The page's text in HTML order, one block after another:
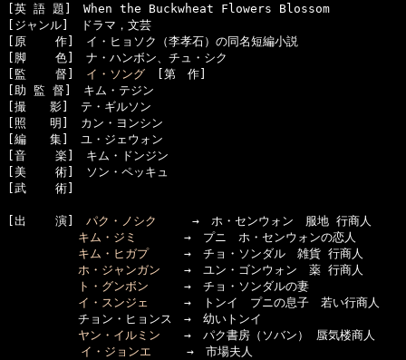
[英 語 題]　When the Buckwheat Flowers Blossom
[ジャンル]　ドラマ，文芸
[原    作]　イ・ヒョソク（李孝石）の同名短編小説
[脚    色]　ナ・ハンボン、チュ・シク
[監    督] イ・ソング [第　作]
[助 監 督]　キム・テジン
[撮　　影]　テ・ギルソン
[照　　明]　カン・ヨンシン
[編　　集]　ユ・ジェウォン
[音    楽]　キム・ドンジン
[美    術]　ソン・ペッキュ
[武    術]
[出    演] パク・ノシク
→　ホ・センウォン　服地 行商人
キム・ジミ
→　プニ　ホ・センウォンの恋人
キム・ヒガプ →　チョ・ソンダル　雑貨 行商人
ホ・ジャンガン →　ユン・ゴンウォン　薬 行商人
ト・グンボン →　チョ・ソンダルの妻
イ・スンジェ →　トンイ　プニの息子　若い行商人
チョン・ヒョンス　→　幼いトンイ
ヤン・イルミン →　パク書房（ソバン） 蜃気楼商人
イ・ジョンエ →　市場夫人